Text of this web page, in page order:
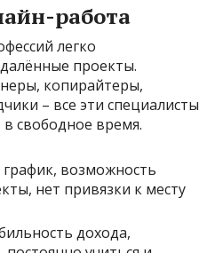
работа
легко
проекты.
копирайтеры,
– все эти специалисты
свободное время.
график, возможность
нет привязки к месту
дохода,